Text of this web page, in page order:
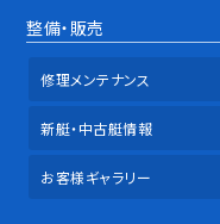
整備・販売
修理メンテナンス
新艇・中古艇情報
お客様ギャラリー